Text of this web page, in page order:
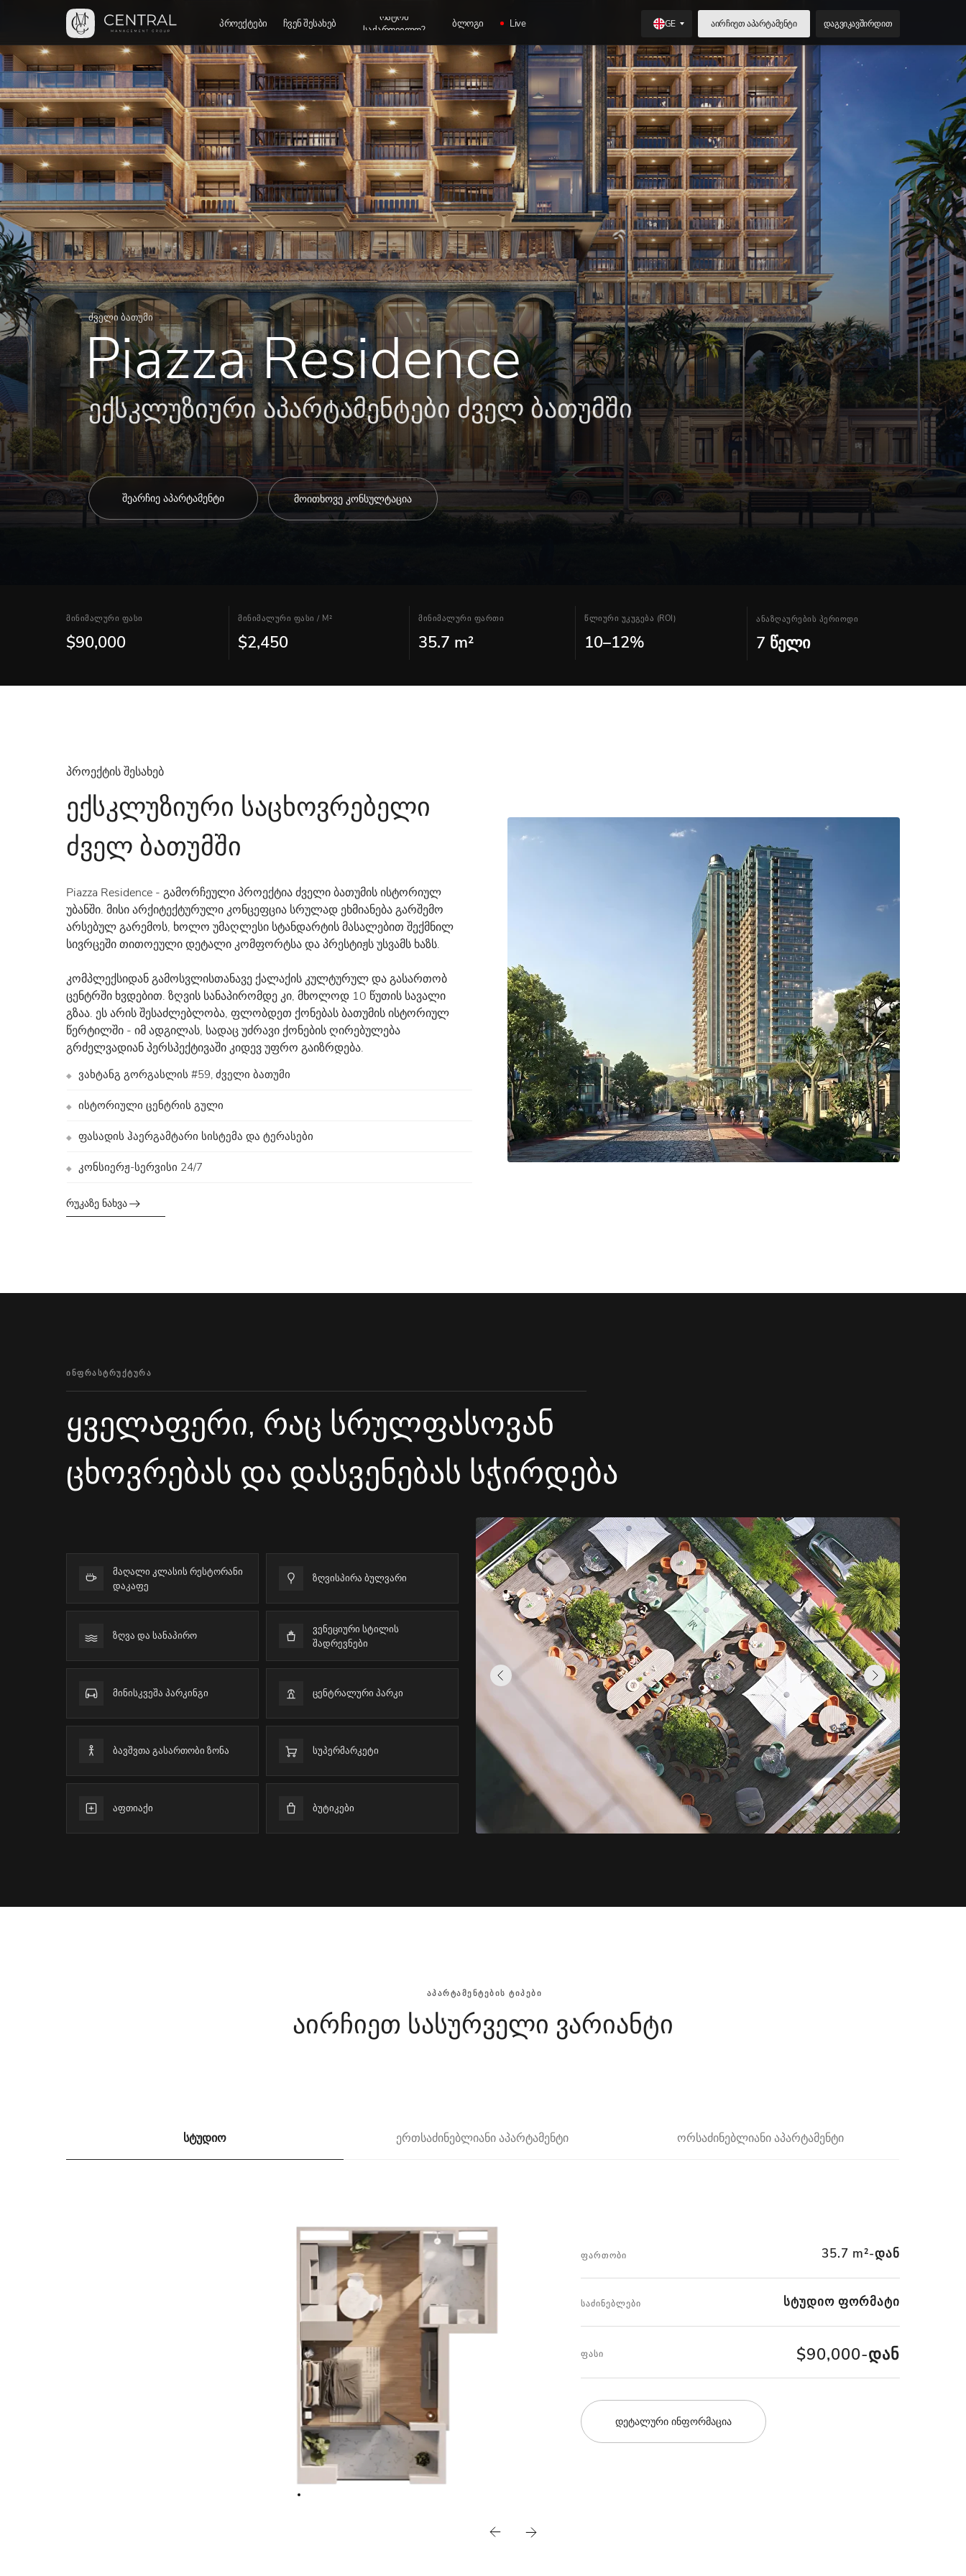
ბლოგი
რატომ
საქართველო?
ჩვენ შესახებ
პროექტები Live დაგვიკავშირდით
აირჩიეთ აპარტამენტი
GE
ძველი ბათუმი
ექსკლუზიური აპარტამენტები ძველ ბათუმში
Piazza Residence
მოითხოვე კონსულტაცია
შეარჩიე აპარტამენტი
$2,450
მინიმალური ფასი / M²
35.7 m²
მინიმალური ფართი
7 წელი
ანაზღაურების პერიოდი
10–12%
წლიური უკუგება (ROI)
$90,000
მინიმალური ფასი
კონსიერჟ-სერვისი 24/7
◆
ფასადის ჰაერგამტარი სისტემა და ტერასები
◆
ისტორიული ცენტრის გული
◆
ვახტანგ გორგასლის #59, ძველი ბათუმი
◆
Piazza Residence - გამორჩეული პროექტია ძველი ბათუმის ისტორიულ
უბანში. მისი არქიტექტურული კონცეფცია სრულად ეხმიანება გარშემო
არსებულ გარემოს, ხოლო უმაღლესი სტანდარტის მასალებით შექმნილ
სივრცეში თითოეული დეტალი კომფორტსა და პრესტიჟს უსვამს ხაზს.
კომპლექსიდან გამოსვლისთანავე ქალაქის კულტურულ და გასართობ
ცენტრში ხვდებით. ზღვის სანაპირომდე კი, მხოლოდ 10 წუთის სავალი
გზაა. ეს არის შესაძლებლობა, ფლობდეთ ქონებას ბათუმის ისტორიულ
წერტილში - იმ ადგილას, სადაც უძრავი ქონების ღირებულება
გრძელვადიან პერსპექტივაში კიდევ უფრო გაიზრდება.
პროექტის შესახებ
ექსკლუზიური საცხოვრებელი
ძველ ბათუმში
რუკაზე ნახვა
ინფრასტრუქტურა
ყველაფერი, რაც სრულფასოვან
ცხოვრებას და დასვენებას სჭირდება
ბუტიკები
ზღვა და სანაპირო
ვენეციური სტილის
შადრევნები
მინისკვეშა პარკინგი ცენტრალური პარკი
ბავშვთა გასართობი ზონა სუპერმარკეტი
აფთიაქი
ზღვისპირა ბულვარი
მაღალი კლასის რესტორანი
დაკაფე
აპარტამენტების ტიპები
აირჩიეთ სასურველი ვარიანტი
სტუდიო ერთსაძინებლიანი აპარტამენტი ორსაძინებლიანი აპარტამენტი
$90,000-დან
ფასი
სტუდიო ფორმატი
საძინებლები
35.7 m²-დან
ფართობი
დეტალური ინფორმაცია